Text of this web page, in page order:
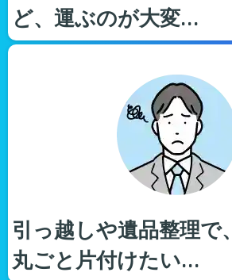
ど、運ぶのが大変…
引っ越しや遺品整理で
丸ごと片付けたい…